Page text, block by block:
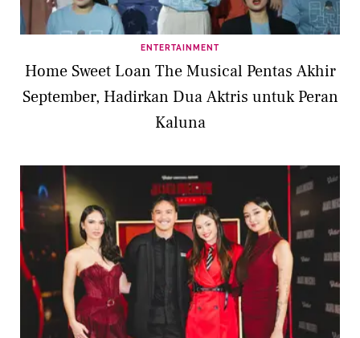
ENTERTAINMENT
Home Sweet Loan The Musical Pentas Akhir
September, Hadirkan Dua Aktris untuk Peran
Kaluna